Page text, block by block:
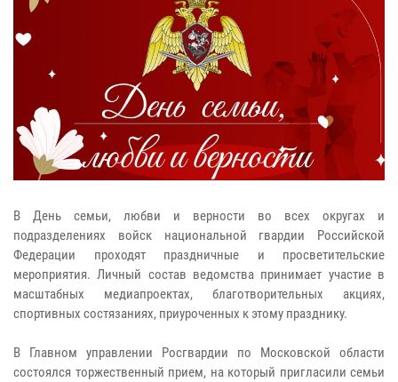
В День семьи, любви и верности во всех округах и
подразделениях войск национальной гвардии Российской
Федерации проходят праздничные и просветительские
мероприятия. Личный состав ведомства принимает участие в
масштабных медиапроектах, благотворительных акциях,
спортивных состязаниях, приуроченных к этому празднику.
В Главном управлении Росгвардии по Московской области
состоялся торжественный прием, на который пригласили семьи